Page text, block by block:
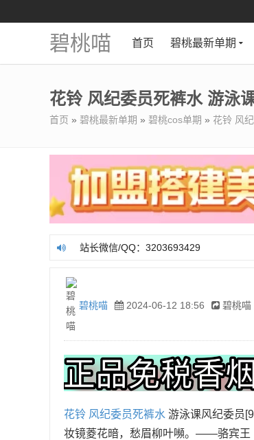
碧桃喵 首页 碧桃最新单期
花铃 风纪委员死裤水 游泳
首页 » 碧桃最新单期 » 碧桃cos单期 » 花铃 风
站长微信/QQ：3203693429
碧桃喵 2024-06-12 18:56 碧桃喵
花铃 风纪委员死裤水 游泳课风纪委员
妆镜菱花暗，愁眉柳叶嚬。——骆宾王